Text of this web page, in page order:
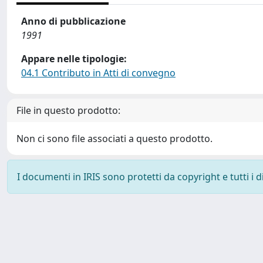
Anno di pubblicazione
1991
Appare nelle tipologie:
04.1 Contributo in Atti di convegno
File in questo prodotto:
Non ci sono file associati a questo prodotto.
I documenti in IRIS sono protetti da copyright e tutti i